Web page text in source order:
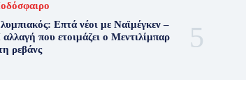
Επτά νέοι με Ναϊμέγκεν –
που ετοιμάζει ο Μεντιλίμπαρ
ρεβάνς